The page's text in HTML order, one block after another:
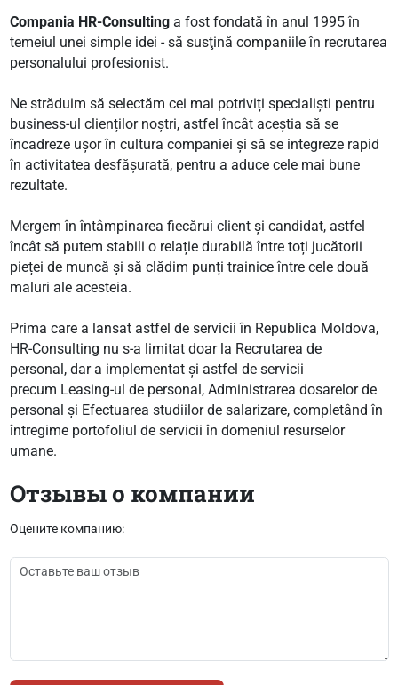
Compania HR-Consultinga fost fondată în anul 1995 în
temeiul unei simple idei - să susţină companiile în recrutarea
personalului profesionist.
Ne străduim să selectăm cei mai potriviți specialiști pentru
business-ul clienților noștri, astfel încât aceștia să se
încadreze ușor în cultura companiei și să se integreze rapid
în activitatea desfășurată, pentru a aduce cele mai bune
rezultate.
Mergem în întâmpinarea fiecărui client și candidat, astfel
încât să putem stabili o relație durabilă între toți jucătorii
pieței de muncă și să clădim punți trainice între cele două
maluri ale acesteia.
Prima care a lansat astfel de servicii în Republica Moldova,
HR-Consulting nu s-a limitat doar la Recrutarea de
personal, dar a implementat și astfel de servicii
precum Leasing-ul de personal, Administrarea dosarelor de
personal și Efectuarea studiilor de salarizare, completând în
întregime portofoliul de servicii în domeniul resurselor
umane.
Отзывы о компании
Оцените компанию: